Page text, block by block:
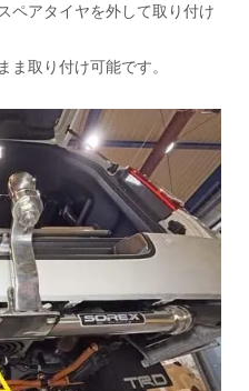
ペアタイヤを外して取り付け
ま取り付け可能です。